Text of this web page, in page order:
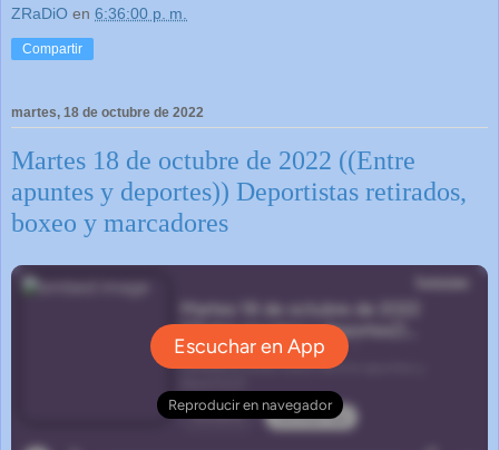
ZRaDiO en 6:36:00 p. m.
Compartir
martes, 18 de octubre de 2022
Martes 18 de octubre de 2022 ((Entre
apuntes y deportes)) Deportistas retirados,
boxeo y marcadores